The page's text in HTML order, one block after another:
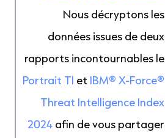
Nous décryptons les
données issues de deux
rapports incontournables le
Portrait TI et IBM® X-Force®
Threat Intelligence Index
2024 afin de vous partager